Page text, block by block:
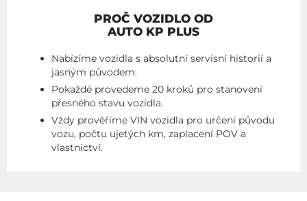
PROČ VOZIDLO OD
AUTO KP PLUS
Nabízíme vozidla s absolutní servisní historií a
jasným původem.
Pokaždé provedeme 20 kroků pro stanovení
přesného stavu vozidla.
Vždy prověříme VIN vozidla pro určení původu
vozu, počtu ujetých km, zaplacení POV a
vlastnictví.